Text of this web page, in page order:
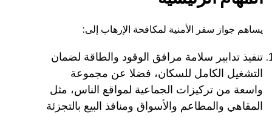
يساهم جواز سفر الأمنية لمكافحة الإرهاب إلى:
تنفيذ تدابير سلامة مرافق الوقود والطاقة لضمان
التشغيل الكامل للسكان، فضلا عن مجموعة
واسعة من تركيزات الجماعية لمواقع الناس، مثل
المقاهي والمطاعم والأسواق ومنافذ البيع بالتجزئة